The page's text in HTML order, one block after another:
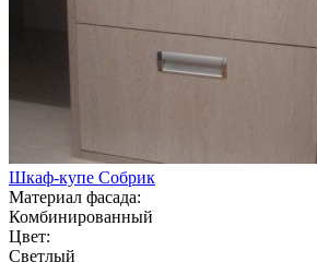
Шкаф-купе Собрик
Материал фасада:
Комбинированный
Цвет:
Светлый